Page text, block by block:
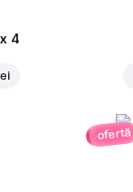
4
ofertă